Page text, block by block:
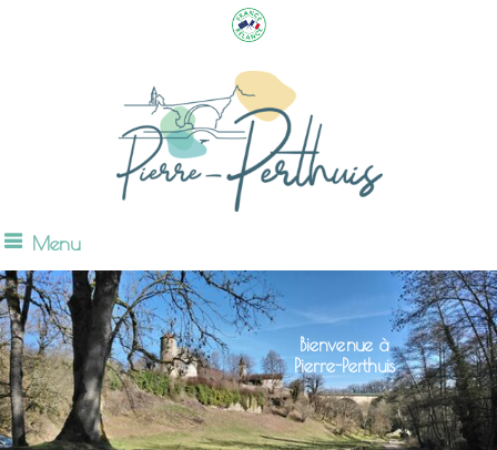
Menu
Bienvenue à
Pierre-Perthuis